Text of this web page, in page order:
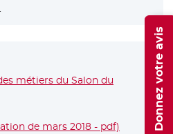
métiers du Salon du
de mars 2018 - pdf) - Donnez votre avis